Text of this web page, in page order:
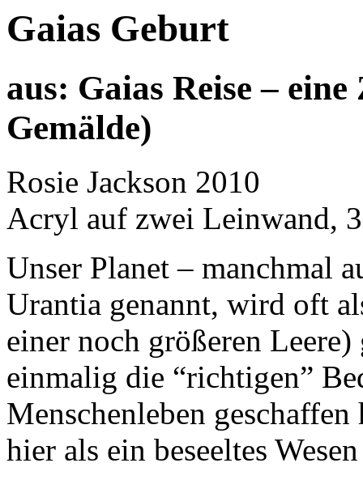
Gaias Geburt
aus: Gaias Reise –
Gemälde)
Rosie Jackson 2010
Acryl auf zwei Leinwand,
Unser Planet – manchmal
Urantia genannt, wird oft
einer noch größeren
einmalig die “richtigen”
Menschenleben
hier als ein beseeltes